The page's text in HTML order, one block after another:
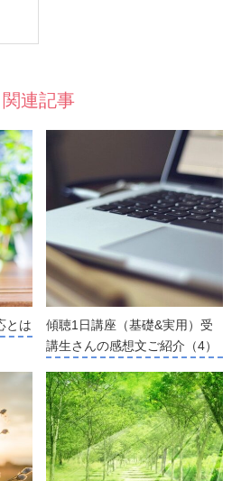
関連記事
とは
傾聴1日講座（基礎&実用）受
講生さんの感想文ご紹介（4）